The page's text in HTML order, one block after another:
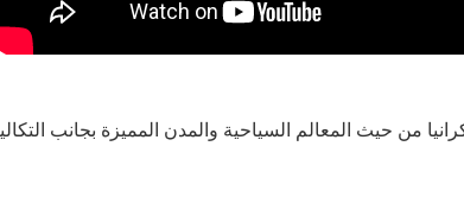
من حيث المعالم السياحية والمدن المميزة بجانب